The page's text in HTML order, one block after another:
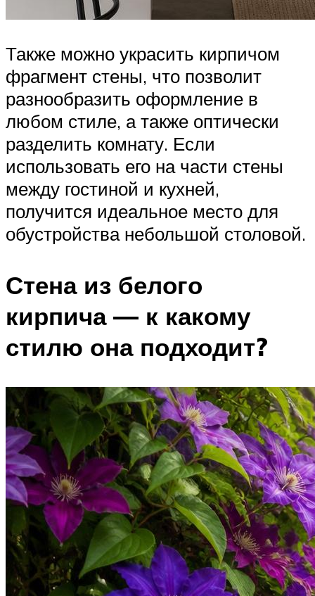
Также можно украсить кирпичом
фрагмент стены, что позволит
разнообразить оформление в
любом стиле, а также оптически
разделить комнату. Если
использовать его на части стены
между гостиной и кухней,
получится идеальное место для
обустройства небольшой столовой.
Стена из белого
кирпича — к какому
стилю она подходит?